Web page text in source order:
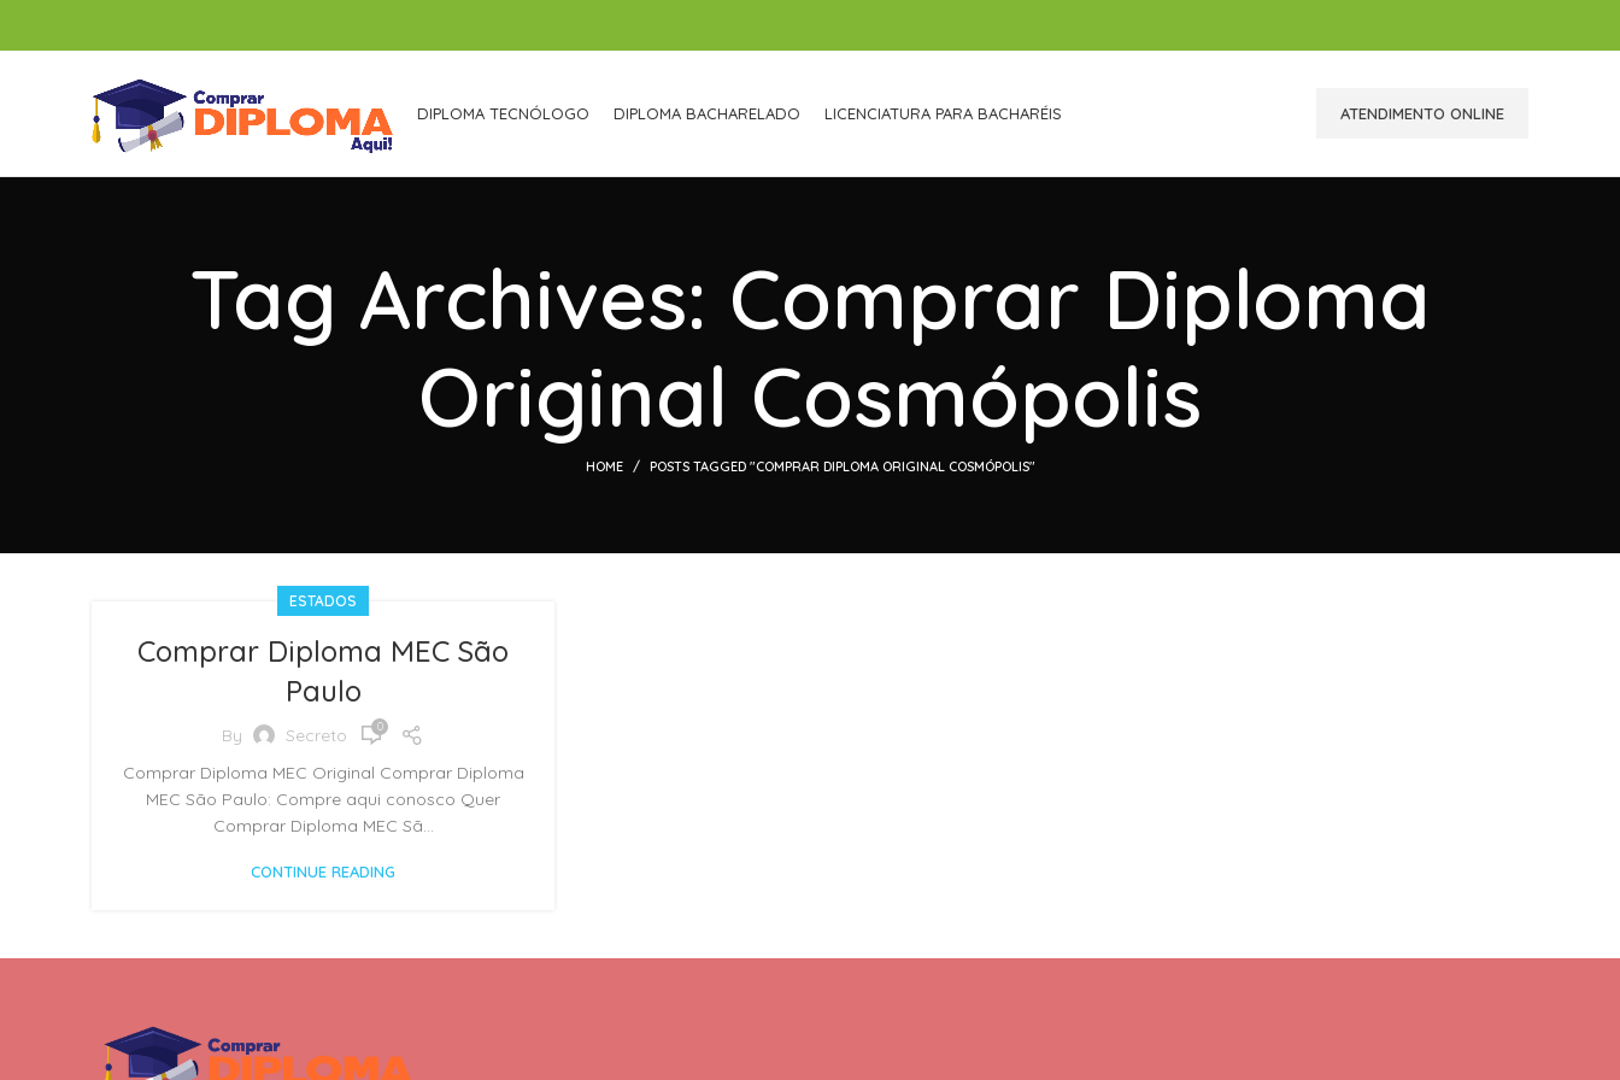
DIPLOMA TECNÓLOGO DIPLOMA BACHARELADO LICENCIATURA PARA BACHARÉIS ATENDIMENTO ONLINE
Tag Archives: Comprar Diploma
Original Cosmópolis
HOME POSTS TAGGED "COMPRAR DIPLOMA ORIGINAL COSMÓPOLIS"
ESTADOS
Comprar Diploma MEC São
Paulo
By Secreto 0
Comprar Diploma MEC Original Comprar Diploma
MEC São Paulo: Compre aqui conosco Quer
Comprar Diploma MEC Sã...
CONTINUE READING